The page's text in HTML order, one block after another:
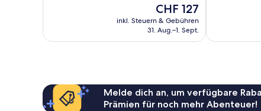
Der
Preis
beträgt
CHF 127
inkl. Steuern & Gebühren
31. Aug.–1. Sept.
Melde dich an, um verfügbare
Prämien für noch mehr Abenteuer!